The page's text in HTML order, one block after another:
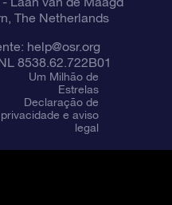
The Netherlands
help@osr.org
8538.62.722B01
Um Milhão de
Estrelas
Declaração de
privacidade e aviso
legal